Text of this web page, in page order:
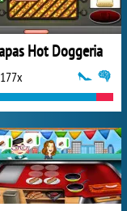
Hot Doggeria